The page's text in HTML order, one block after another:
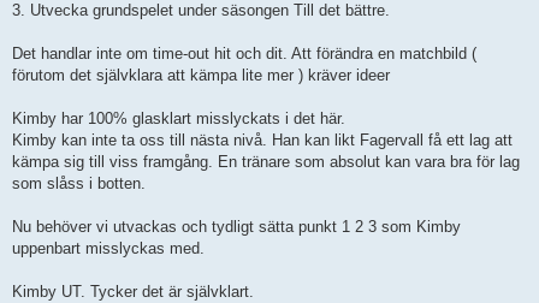
3. Utvecka grundspelet under säsongen Till det bättre.
Det handlar inte om time-out hit och dit. Att förändra en matchbild (
förutom det självklara att kämpa lite mer ) kräver ideer
Kimby har 100% glasklart misslyckats i det här.
Kimby kan inte ta oss till nästa nivå. Han kan likt Fagervall få ett lag att
kämpa sig till viss framgång. En tränare som absolut kan vara bra för lag
som slåss i botten.
Nu behöver vi utvackas och tydligt sätta punkt 1 2 3 som Kimby
uppenbart misslyckas med.
Kimby UT. Tycker det är självklart.